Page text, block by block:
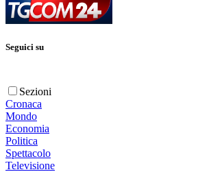
Seguici su
Sezioni
Cronaca
Mondo
Economia
Politica
Spettacolo
Televisione